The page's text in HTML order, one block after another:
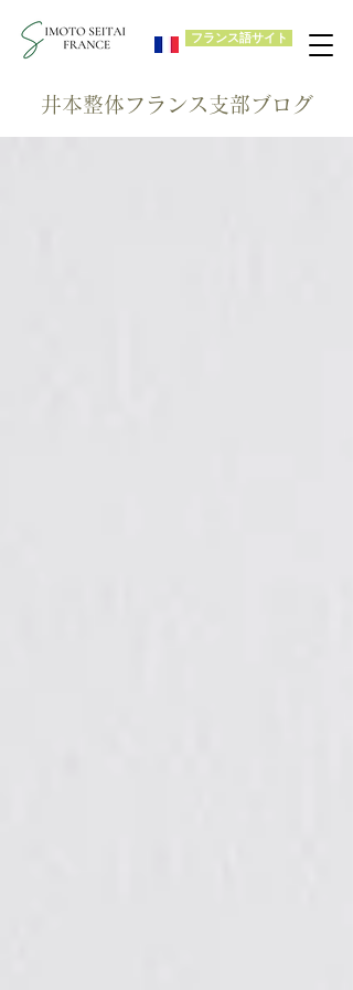
フランス語サイト
​井本整体フランス支部ブログ